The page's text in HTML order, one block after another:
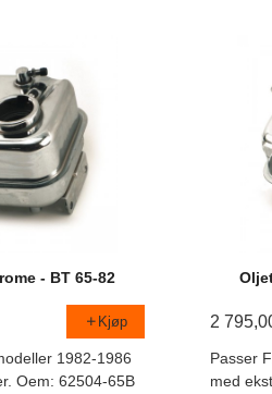
- BT 65-82
Kjøp
1982-1986
Oem: 62504-65B
2
Passer
med